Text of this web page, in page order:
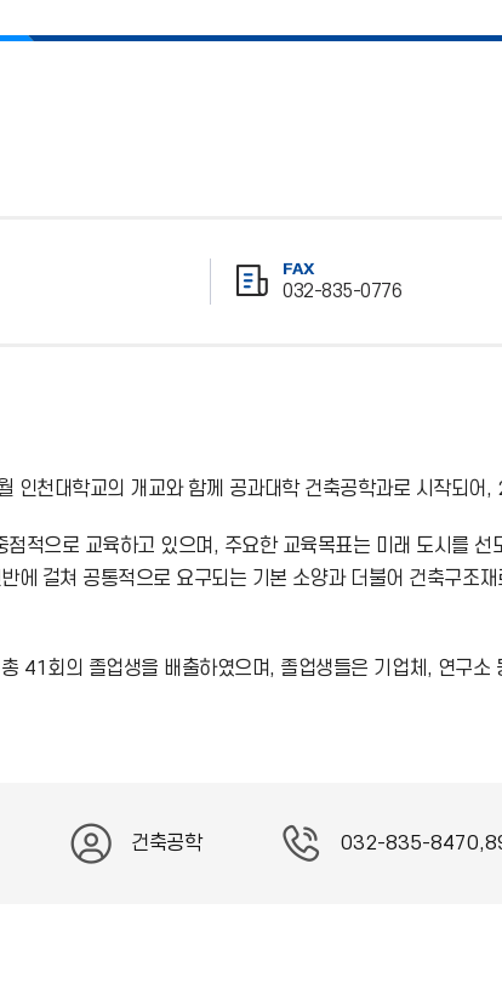
FAX
032-835-0776
인천대학교의 개교와 함께 공과대학 건축공학과로 시작되
적으로 교육하고 있으며, 주요한 교육목표는 미래 도시를
에 걸쳐 공통적으로 요구되는 기본 소양과 더불어 건축구
41회의 졸업생을 배출하였으며, 졸업생들은 기업체, 연구
건축공학 032-835-